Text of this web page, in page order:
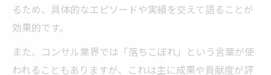
リア設計
東京都コンサル業界の今後と成長分野を分
析
転職コンサルタントと描くキャリアパスの
るため、具体的なエピソードや実績を交えて語ることが
効果的です。
また、コンサル業界では「落ちこぼれ」という言葉が使
われることもありますが、これは主に成果や貢献度が評